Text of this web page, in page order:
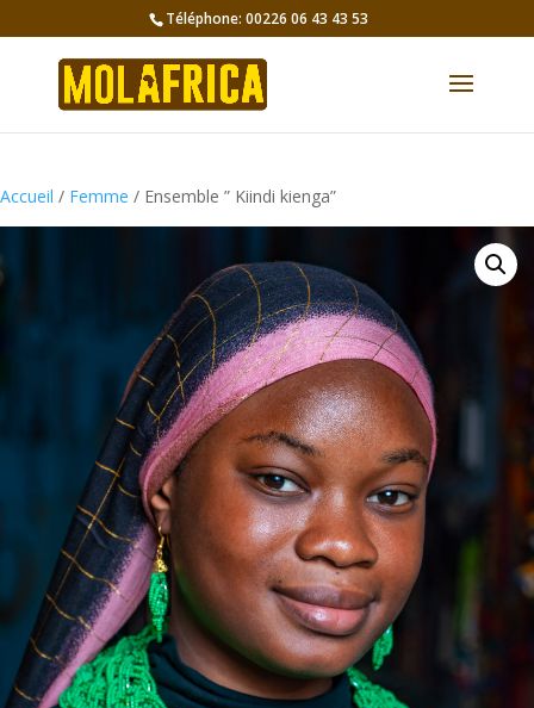
Téléphone: 00226 06 43 43 53
Accueil / Femme / Ensemble ” Kiindi kienga”